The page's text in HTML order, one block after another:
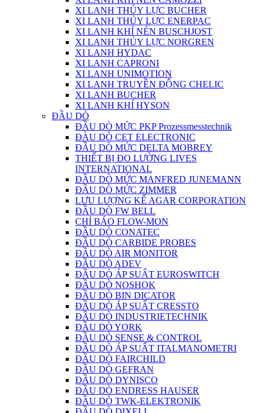
XI LANH THỦY LỰC BUCHER
XI LANH THỦY LỰC ENERPAC
XI LANH KHÍ NÉN BUSCHJOST
XI LANH THỦY LỰC NORGREN
XI LANH HYDAC
XI LANH CAPRONI
XI LANH UNIMOTION
XI LANH TRUYỀN ĐỘNG CHELIC
XI LANH BUCHER
XI LANH KHÍ HYSON
ĐẦU DÒ
ĐẦU DÒ MỨC PKP Prozessmesstechnik
ĐÀU DÒ CET ELECTRONIC
ĐẦU DÒ MỨC DELTA MOBREY
THIẾT BỊ ĐO LƯỜNG LIVES
INTERNATIONAL
ĐẦU DÒ MỨC MANFRED JUNEMANN
ĐẦU DÒ MỨC ZIMMER
LƯU LƯỢNG KẾ AGAR CORPORATION
ĐẦU DÒ FW BELL
CHỈ BÁO FLOW-MON
ĐẦU DÒ CONATEC
ĐẦU DÒ CARBIDE PROBES
ĐẦU DÒ AIR MONITOR
ĐẦU DÒ ADEV
ĐẦU DÒ ÁP SUẤT EUROSWITCH
ĐẦU DÒ NOSHOK
ĐẦU DÒ BIN DICATOR
ĐẦU DÒ ÁP SUẤT CRESSTO
ĐẦU DÒ INDUSTRIETECHNIK
ĐẦU DÒ YORK
ĐẦU DÒ SENSE & CONTROL
ĐẦU DÒ ÁP SUẤT ITALMANOMETRI
ĐẦU DÒ FAIRCHILD
ĐẦU DÒ GEFRAN
ĐẦU DÒ DYNISCO
ĐẦU DÒ ENDRESS HAUSER
ĐẦU DÒ TWK-ELEKTRONIK